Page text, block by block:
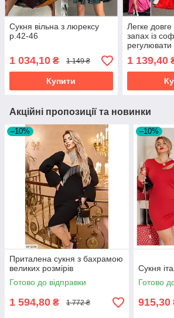
Сукня вільна з люрексу
р.42-46
1 034,10 ₴ 1 149 ₴
Купити
Легке
запах із
регулювати
великі
1 139,40
Акційні пропозиції та новинки
–10%
Приталена сукня з бахрамою
великих розмірів
Готово до відправки
1 594,80 ₴ 1 772 ₴
–10%
Сукня
Готово
915,30